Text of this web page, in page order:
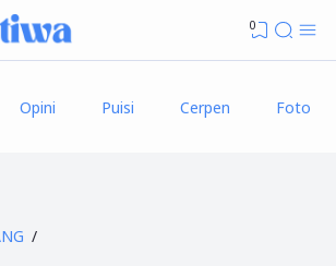
0
Opini Puisi Cerpen Foto